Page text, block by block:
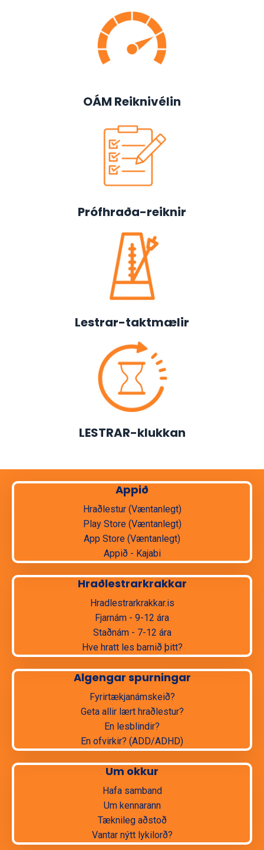
OÁM Reiknivélin
Prófhraða-reiknir
Lestrar-taktmælir
LESTRAR-klukkan
Appið
Hraðlestur (Væntanlegt)
Play Store (Væntanlegt)
App Store (Væntanlegt)
Appið - Kajabi
Hraðlestrarkrakkar
Hradlestrarkrakkar.is
Fjarnám - 9-12 ára
Staðnám - 7-12 ára
Hve hratt les barnið þitt?
Algengar spurningar
Fyrirtækjanámskeið?
Geta allir lært hraðlestur?
En lesblindir?
En ofvirkir? (ADD/ADHD)
Um okkur
Hafa samband
Um kennarann
Tæknileg aðstoð
Vantar nýtt lykilorð?